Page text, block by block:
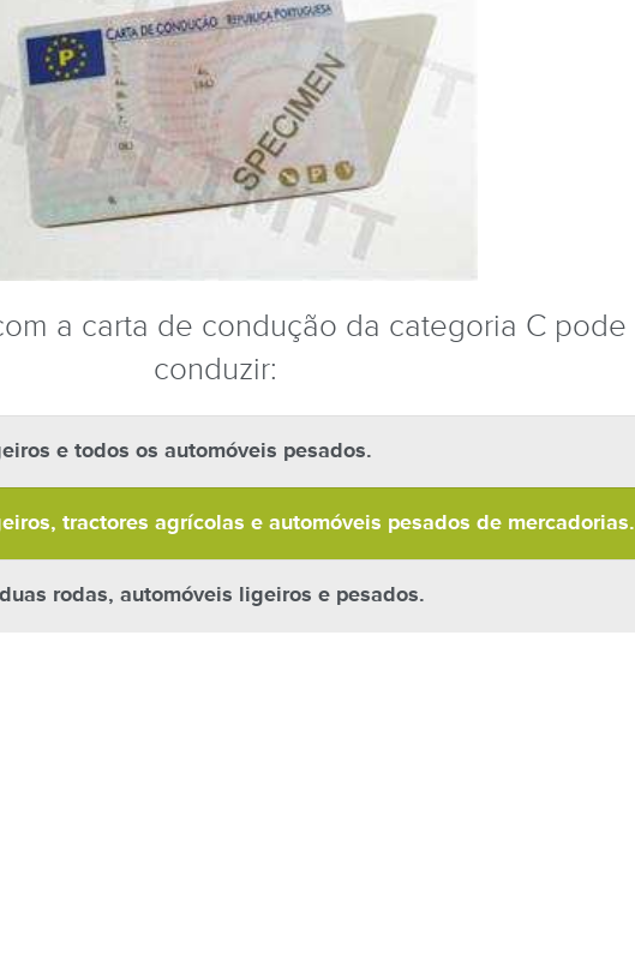
a carta de condução da categoria C pode
conduzir:
e todos os automóveis pesados.
tractores agrícolas e automóveis pesados de mercadorias.
rodas, automóveis ligeiros e pesados.